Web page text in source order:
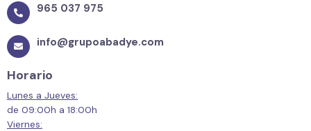
965 037 975
info@grupoabadye.com
Horario
Lunes a Jueves:
de 09:00h a 18:00h
Viernes: